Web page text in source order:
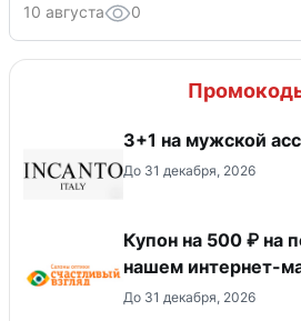
10 августа 0
3+1 на мужской
До 31 декабря, 2026
Купон на 500 ₽ на
нашем интернет-
До 31 декабря, 2026